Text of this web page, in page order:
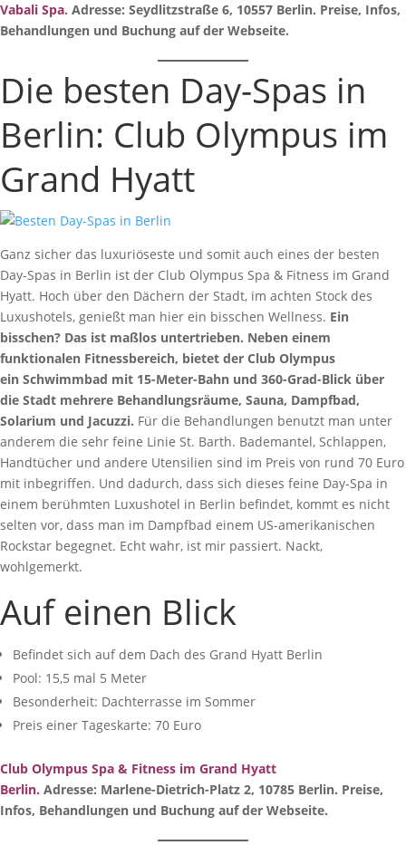
Vabali Spa. Adresse: Seydlitzstraße 6, 10557 Berlin. Preise, Infos,
Behandlungen und Buchung auf der Webseite.
Die besten Day-Spas in
Berlin: Club Olympus im
Grand Hyatt
Ganz sicher das luxuriöseste und somit auch eines der besten
Day-Spas in Berlin ist der Club Olympus Spa & Fitness im Grand
Hyatt. Hoch über den Dächern der Stadt, im achten Stock des
Luxushotels, genießt man hier ein bisschen Wellness. Ein
bisschen? Das ist maßlos untertrieben. Neben einem
funktionalen Fitnessbereich, bietet der Club Olympus
ein Schwimmbad mit 15-Meter-Bahn und 360-Grad-Blick über
die Stadt mehrere Behandlungsräume, Sauna, Dampfbad,
Solarium und Jacuzzi. Für die Behandlungen benutzt man unter
anderem die sehr feine Linie St. Barth. Bademantel, Schlappen,
Handtücher und andere Utensilien sind im Preis von rund 70 Euro
mit inbegriffen. Und dadurch, dass sich dieses feine Day-Spa in
einem berühmten Luxushotel in Berlin befindet, kommt es nicht
selten vor, dass man im Dampfbad einem US-amerikanischen
Rockstar begegnet. Echt wahr, ist mir passiert. Nackt,
wohlgemerkt.
Auf einen Blick
Befindet sich auf dem Dach des Grand Hyatt Berlin
Pool: 15,5 mal 5 Meter
Besonderheit: Dachterrasse im Sommer
Preis einer Tageskarte: 70 Euro
Club Olympus Spa & Fitness im Grand Hyatt
Berlin. Adresse: Marlene-Dietrich-Platz 2, 10785 Berlin. Preise,
Infos, Behandlungen und Buchung auf der Webseite.